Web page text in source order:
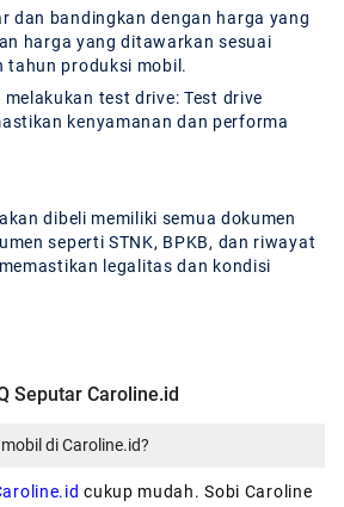
dan bandingkan dengan harga yang
harga yang ditawarkan sesuai
tahun produksi mobil.
test drive: Test drive
kenyamanan dan performa
dibeli memiliki semua dokumen
seperti STNK, BPKB, dan riwayat
legalitas dan kondisi
Seputar Caroline.id
di Caroline.id?
cukup mudah. Sobi Caroline